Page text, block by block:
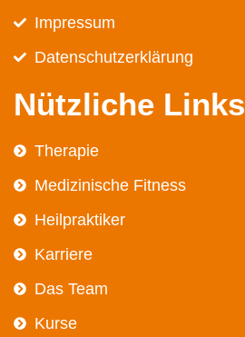
Impressum
Datenschutz­erklärung
Nützliche Links
Therapie
Medizinische Fitness
Heilpraktiker
Karriere
Das Team
Kurse